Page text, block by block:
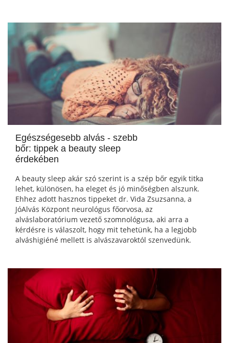
Egészségesebb alvás - szebb
bőr: tippek a beauty sleep
érdekében
A beauty sleep akár szó szerint is a szép bőr egyik titka
lehet, különösen, ha eleget és jó minőségben alszunk.
Ehhez adott hasznos tippeket dr. Vida Zsuzsanna, a
JóAlvás Központ neurológus főorvosa, az
alváslaboratórium vezető szomnológusa, aki arra a
kérdésre is válaszolt, hogy mit tehetünk, ha a legjobb
alváshigiéné mellett is alvászavaroktól szenvedünk.